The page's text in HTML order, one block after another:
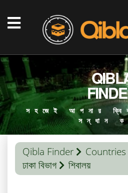
সহজেই আপনার
সন্ধান
Qibla Finder Countries
ঢাকা বিভাগ
শিবালয়